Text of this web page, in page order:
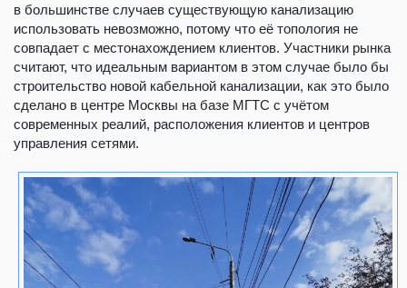
в большинстве случаев существующую канализацию
использовать невозможно, потому что её топология не
совпадает с местонахождением клиентов. Участники рынка
считают, что идеальным вариантом в этом случае было бы
строительство новой кабельной канализации, как это было
сделано в центре Москвы на базе МГТС с учётом
современных реалий, расположения клиентов и центров
управления сетями.